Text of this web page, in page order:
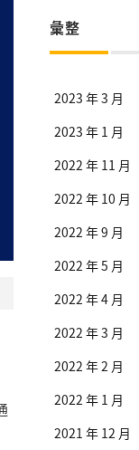
彙整
2023 年 3 月
2023 年 1 月
2022 年 11 月
2022 年 10 月
2022 年 9 月
2022 年 5 月
2022 年 4 月
2022 年 3 月
2022 年 2 月
2022 年 1 月
2021 年 12 月